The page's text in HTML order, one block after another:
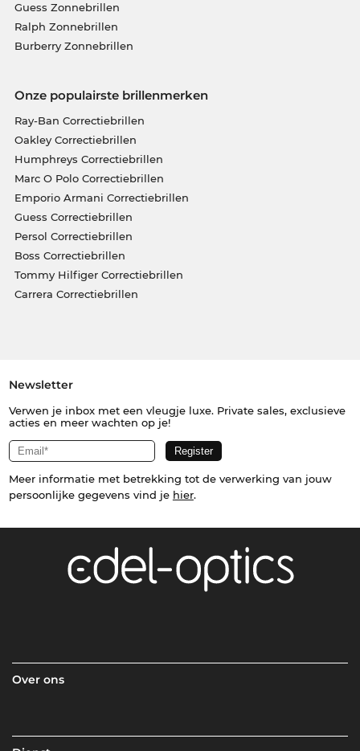
Guess Zonnebrillen
Ralph Zonnebrillen
Burberry Zonnebrillen
Onze populairste brillenmerken
Ray-Ban Correctiebrillen
Oakley Correctiebrillen
Humphreys Correctiebrillen
Marc O Polo Correctiebrillen
Emporio Armani Correctiebrillen
Guess Correctiebrillen
Persol Correctiebrillen
Boss Correctiebrillen
Tommy Hilfiger Correctiebrillen
Carrera Correctiebrillen
Newsletter
Verwen je inbox met een vleugje luxe. Private sales, exclusieve
acties en meer wachten op je!
Meer informatie met betrekking tot de verwerking van jouw
persoonlijke gegevens vind je hier.
Over ons